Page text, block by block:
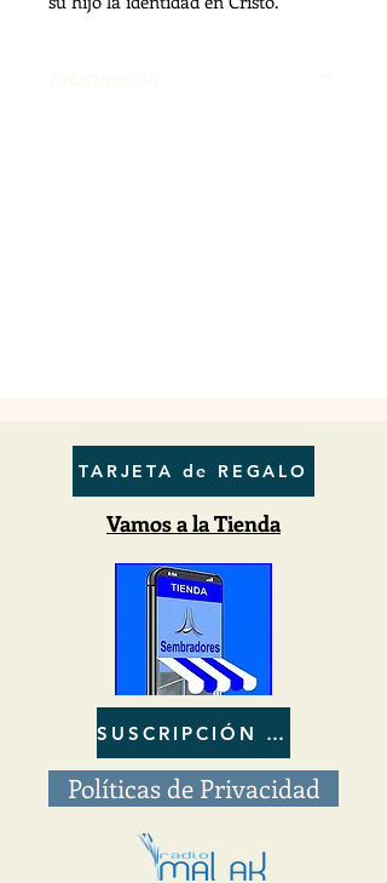
TARJETA de REGALO
Vamos a la Tienda
SUSCRIPCIÓN al BOLETIN
Políticas de Privacidad